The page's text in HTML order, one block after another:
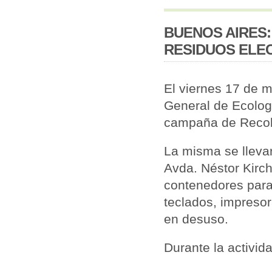
BUENOS
RESIDUOS
El viernes 17 de
General de
campaña de
La misma se
Avda. Néstor
contenedores
teclados,
en desuso.
Durante la